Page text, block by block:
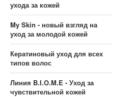
ухода за кожей
My Skin - новый взгляд на
уход за молодой кожей
Кератиновый уход для всех
типов волос
Линия B.I.O.M.E - Уход за
чувствительной кожей